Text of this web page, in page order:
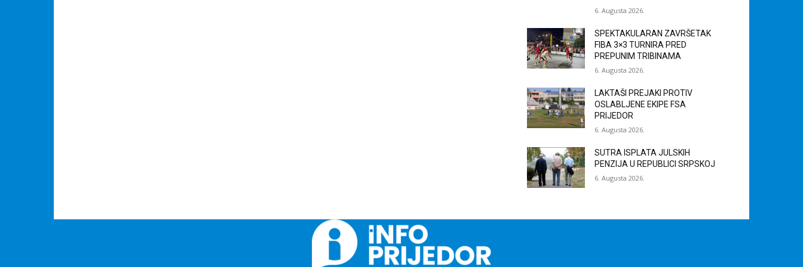
6. Augusta 2026.
SPEKTAKULARAN ZAVRŠETAK
FIBA 3×3 TURNIRA PRED
PREPUNIM TRIBINAMA
6. Augusta 2026.
LAKTAŠI PREJAKI PROTIV
OSLABLJENE EKIPE FSA
PRIJEDOR
6. Augusta 2026.
SUTRA ISPLATA JULSKIH
PENZIJA U REPUBLICI SRPSKOJ
6. Augusta 2026.